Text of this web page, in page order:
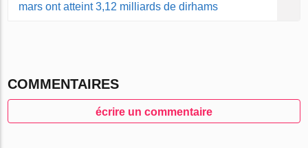
mars ont atteint 3,12 milliards de dirhams
СOMMENTAIRES
écrire un сommentaire